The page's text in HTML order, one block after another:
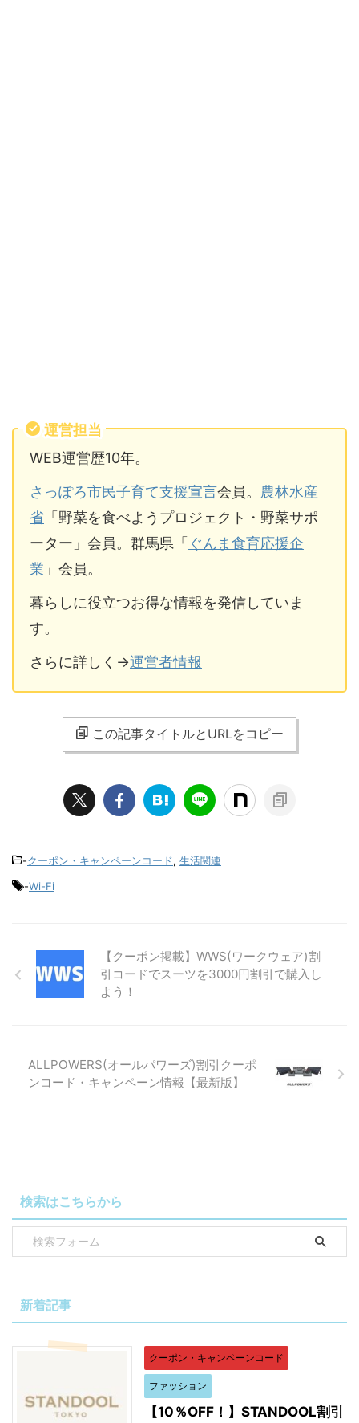
運営担当
WEB運営歴10年。
さっぽろ市民子育て支援宣言会員。 農林水産
省 「野菜を食べようプロジェクト・野菜サポ
ーター」会員。群馬県「 ぐんま食育応援企
業 」会員。
暮らしに役立つお得な情報を発信していま
す。
さらに詳しく→運営者情報
この記事タイトルとURLをコピー
-クーポン・キャンペーンコード, 生活関連
-Wi-Fi
【クーポン掲載】WWS(ワークウェア)割
引コードでスーツを3000円割引で購入し
よう！
ALLPOWERS(オールパワーズ)割引クーポ
ンコード・キャンペーン情報【最新版】
検索はこちらから
新着記事
クーポン・キャンペーンコード
ファッション
【10％OFF！】STANDOOL割引